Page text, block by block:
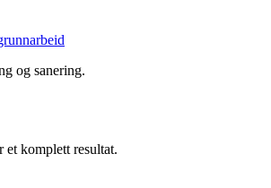
og sanering.
et komplett resultat.